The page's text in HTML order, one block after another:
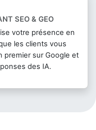
SEO & GEO
votre présence en
les clients vous
premier sur Google et
des IA.